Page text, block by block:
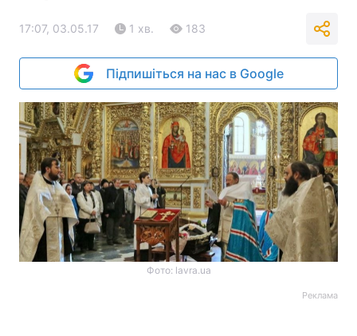
17:07, 03.05.17 1 хв. 183
Підпишіться на нас в Google
Фото: lavra.ua
Реклама